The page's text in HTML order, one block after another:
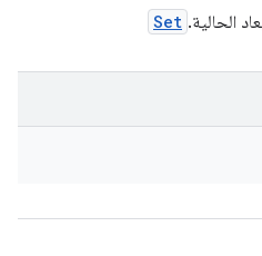
الحالية. Set